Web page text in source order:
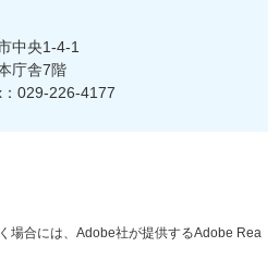
中央1-4-1
庁舎7階
029-226-4177
場合には、Adobe社が提供するAdobe Rea